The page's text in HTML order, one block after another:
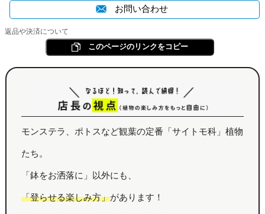
お問い合わせ
返品や決済について
このページのリンクをコピー
モンステラ、ポトスなど観葉の定番「サイトモ科」植物
たち。
「鉢をお洒落に」以外にも、
「登らせる楽しみ方」があります！